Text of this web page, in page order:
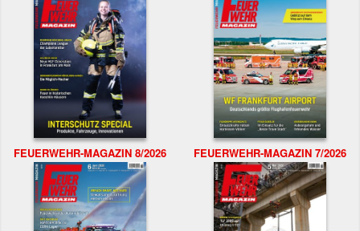
FEUERWEHR-MAGAZIN 8/2026 FEUERWEHR-MAGAZIN 7/2026